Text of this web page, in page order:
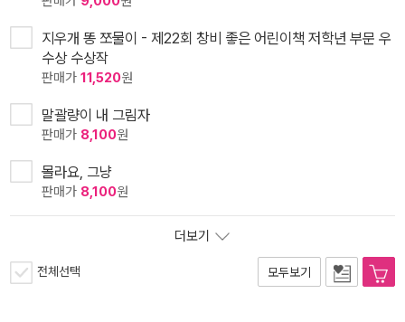
지우개 똥 쪼물이 - 제22회 창비 좋은 어린이책 저학년 부문 우
수상 수상작
판매가 11,520원
말괄량이 내 그림자
판매가 8,100원
몰라요, 그냥
판매가 8,100원
더보기
전체선택 모두보기